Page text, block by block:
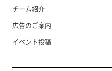
チーム紹介
広告のご案内
イベント投稿